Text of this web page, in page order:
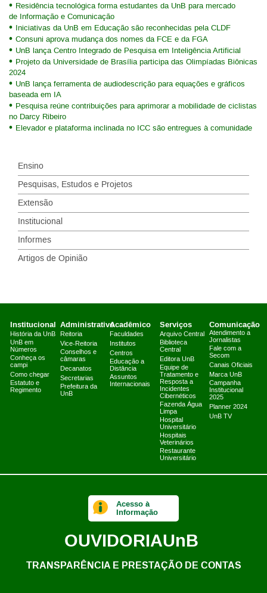
Residência tecnológica forma estudantes da UnB para mercado
de Informação e Comunicação
Iniciativas da UnB em Educação são reconhecidas pela CLDF
Consuni aprova mudança dos nomes da FCE e da FGA
UnB lança Centro Integrado de Pesquisa em Inteligência Artificial
Projeto da Universidade de Brasília participa das Olimpíadas Biônicas
2024
UnB lança ferramenta de audiodescrição para equações e gráficos
baseada em IA
Pesquisa reúne contribuições para aprimorar a mobilidade de ciclistas
no Darcy Ribeiro
Elevador e plataforma inclinada no ICC são entregues à comunidade
Ensino
Pesquisas, Estudos e Projetos
Extensão
Institucional
Informes
Artigos de Opinião
Institucional
História da UnB
UnB em
Números
Conheça os
campi
Como chegar
Estatuto e
Regimento
Administrativo
Reitoria
Vice-Reitoria
Conselhos e
câmaras
Decanatos
Secretarias
Prefeitura da
UnB
Acadêmico
Faculdades
Institutos
Centros
Educação a
Distância
Assuntos
Internacionais
Serviços
Arquivo Central
Biblioteca
Central
Editora UnB
Equipe de
Tratamento e
Resposta a
Incidentes
Cibernéticos
Fazenda Água
Limpa
Hospital
Universitário
Hospitais
Veterinários
Restaurante
Universitário
Comunicação
Atendimento a
Jornalistas
Fale com a
Secom
Canais Oficiais
Marca UnB
Campanha
Institucional
2025
Planner 2024
UnB TV
Acesso à
Informação
OUVIDORIAUnB
TRANSPARÊNCIA E PRESTAÇÃO DE CONTAS